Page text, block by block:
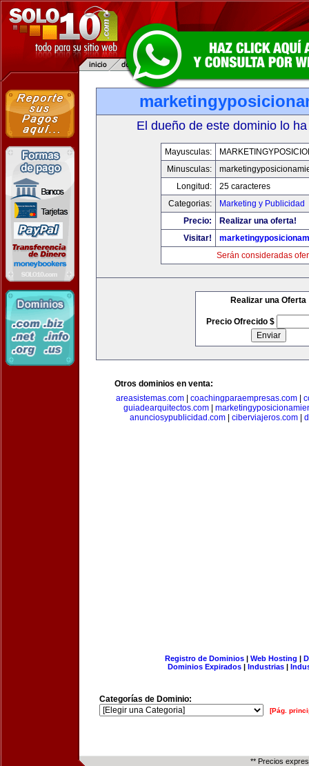
El dueño de este dominio lo
Mayusculas:
Minusculas:
Longitud:
25 caracteres
Categorias:
Marketing y Publicidad
Precio:
Realizar una oferta!
Visitar!
Serán consideradas
Realizar una Oferta
Precio Ofrecido $
Otros dominios en venta:
areasistemas.com| coachingparaempresas.com|
guiadearquitectos.com
anunciosypublicidad.com| ciberviajeros.com|
Registro de Dominios| Web Hosting |
Dominios Expirados | Industrias |
Categorías de Dominio:
[Pág.
** Precios